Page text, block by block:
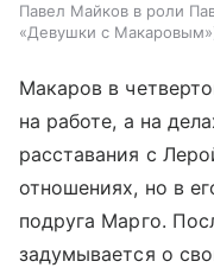
Павел Майков в роли
«Девушки с Макаровым»
Макаров в
на работе, а на
расставания с
отношениях, но в
подруга Марго.
задумывается о